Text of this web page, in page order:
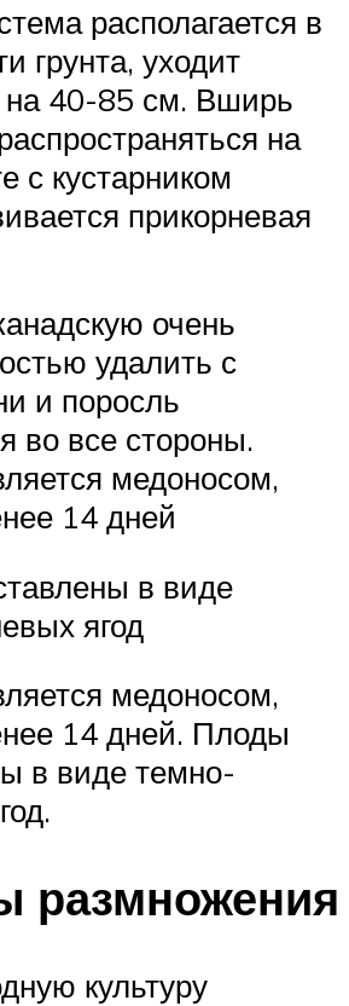
располагается в
грунта, уходит
на 40-85 см. Вширь
на
с кустарником
прикорневая
очень
удалить с
и поросль
во все стороны.
медоносом,
14 дней
в виде
ягод
медоносом,
14 дней. Плоды
в виде темно-
размножения
культуру